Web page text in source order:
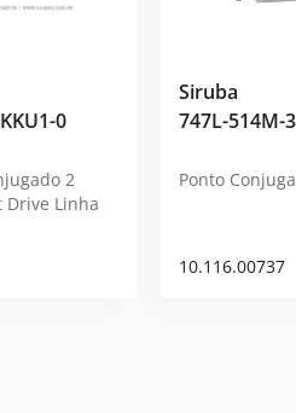
0
2
Drive Linha
Siruba
747L-514M-
Ponto
10.116.00737